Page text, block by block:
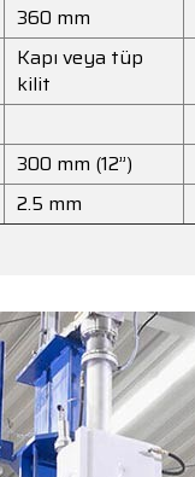
360 mm
Kapı veya tüp
kilit
300 mm (12”)
2.5 mm